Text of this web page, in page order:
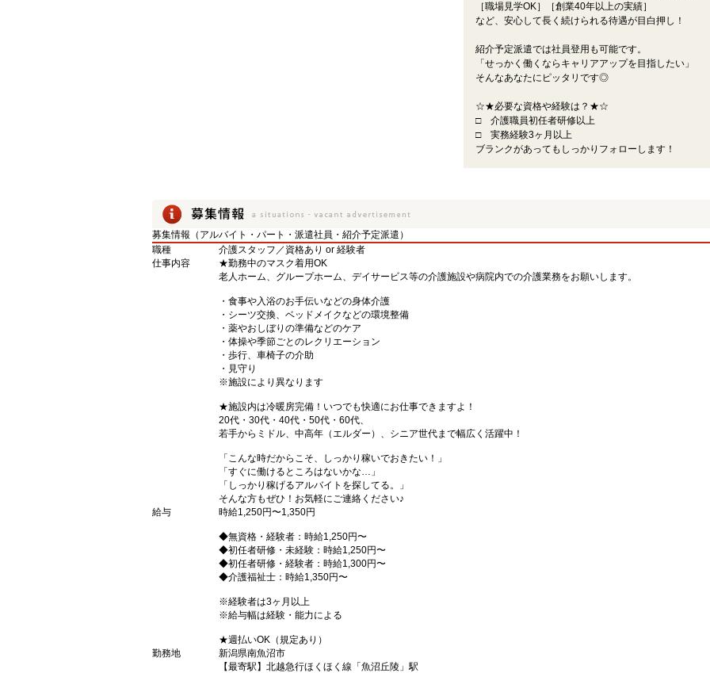
［職場見学OK］［創業40年以上の実績］
など、安心して長く続けられる待遇が目白押し！
紹介予定派遣では社員登用も可能です。
「せっかく働くならキャリアアップを目指したい」
そんなあなたにピッタリです◎
☆★必要な資格や経験は？★☆
□ 介護職員初任者研修以上
□ 実務経験3ヶ月以上
ブランクがあってもしっかりフォローします！
募集情報（アルバイト・パート・派遣社員・紹介予定派遣）
職種
介護スタッフ／資格あり or 経験者
仕事内容
★勤務中のマスク着用OK
老人ホーム、グループホーム、デイサービス等の介護施設や病院内での介護業務をお願いします。
・食事や入浴のお手伝いなどの身体介護
・シーツ交換、ベッドメイクなどの環境整備
・薬やおしぼりの準備などのケア
・体操や季節ごとのレクリエーション
・歩行、車椅子の介助
・見守り
※施設により異なります
★施設内は冷暖房完備！いつでも快適にお仕事できますよ！
20代・30代・40代・50代・60代、
若手からミドル、中高年（エルダー）、シニア世代まで幅広く活躍中！
「こんな時だからこそ、しっかり稼いでおきたい！」
「すぐに働けるところはないかな…」
「しっかり稼げるアルバイトを探してる。」
そんな方もぜひ！お気軽にご連絡ください♪
給与
時給1,250円〜1,350円
◆無資格・経験者：時給1,250円〜
◆初任者研修・未経験：時給1,250円〜
◆初任者研修・経験者：時給1,300円〜
◆介護福祉士：時給1,350円〜
※経験者は3ヶ月以上
※給与幅は経験・能力による
★週払いOK（規定あり）
勤務地
新潟県南魚沼市
【最寄駅】北越急行ほくほく線「魚沼丘陵」駅